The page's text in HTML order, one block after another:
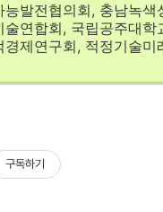
발전협의회, 충남녹색
술연합회, 국립공주대
경제연구회, 적정기술
구독하기